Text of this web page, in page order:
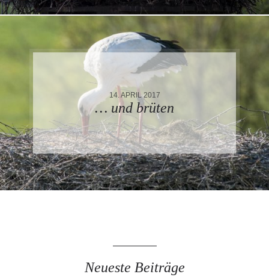
14. APRIL 2017
… und brüten
Neueste Beiträge